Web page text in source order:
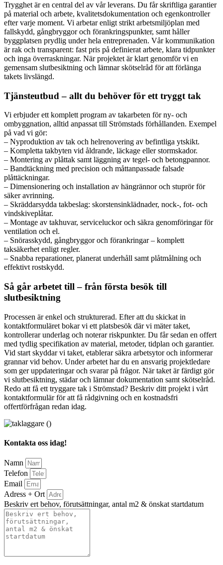
Trygghet är en central del av vår leverans. Du får skriftliga garantier
på material och arbete, kvalitetsdokumentation och egenkontroller
efter varje moment. Vi arbetar enligt strikt arbetsmiljöplan med
fallskydd, gångbryggor och förankringspunkter, samt håller
byggplatsen prydlig under hela entreprenaden. Vår kommunikation
är rak och transparent: fast pris på definierat arbete, klara tidpunkter
och inga överraskningar. När projektet är klart genomför vi en
gemensam slutbesiktning och lämnar skötselråd för att förlänga
takets livslängd.
Tjänsteutbud – allt du behöver för ett tryggt tak
Vi erbjuder ett komplett program av takarbeten för ny- och
ombyggnation, alltid anpassat till Strömstads förhållanden. Exempel
på vad vi gör:
– Nyproduktion av tak och helrenovering av befintliga ytskikt.
– Kompletta takbyten vid åldrande, läckage eller stormskador.
– Montering av plåttak samt läggning av tegel- och betongpannor.
– Bandtäckning med precision och måttanpassade falsade
plåttäckningar.
– Dimensionering och installation av hängrännor och stuprör för
säker avrinning.
– Skräddarsydda takbeslag: skorstensinklädnader, nock-, fot- och
vindskiveplåtar.
– Montage av takhuvar, serviceluckor och säkra genomföringar för
ventilation och el.
– Snörasskydd, gångbryggor och förankringar – komplett
taksäkerhet enligt regler.
– Snabba reparationer, planerat underhåll samt plåtmålning och
effektivt rostskydd.
Så går arbetet till – från första besök till
slutbesiktning
Processen är enkel och strukturerad. Efter att du skickat in
kontaktformuläret bokar vi ett platsbesök där vi mäter taket,
kontrollerar underlag och noterar riskpunkter. Du får sedan en offert
med tydlig specifikation av material, metoder, tidplan och garantier.
Vid start skyddar vi taket, etablerar säkra arbetsytor och informerar
grannar vid behov. Under arbetet har du en ansvarig projektledare
som ger uppdateringar och svarar på frågor. När taket är färdigt gör
vi slutbesiktning, städar och lämnar dokumentation samt skötselråd.
Redo att få ett tryggare tak i Strömstad? Beskriv ditt projekt i vårt
kontaktformulär för att få rådgivning och en kostnadsfri
offertförfrågan redan idag.
Kontakta oss idag!
Namn
Telefon
Email
Adress + Ort
Beskriv ert behov, förutsättningar, antal m2 & önskat startdatum